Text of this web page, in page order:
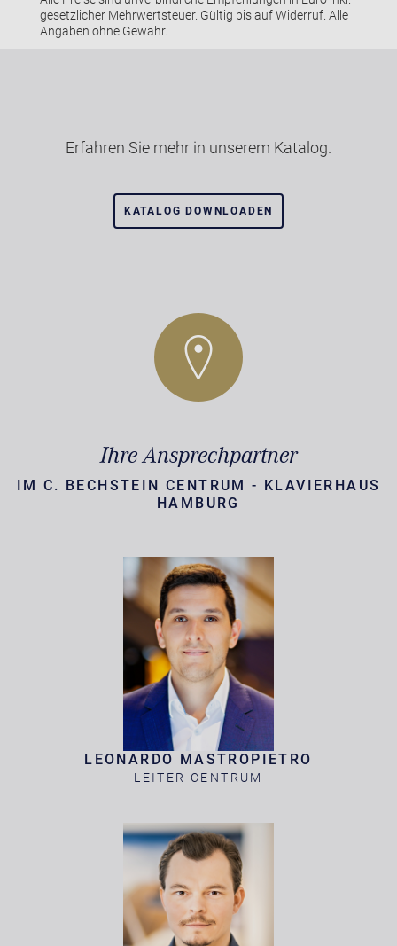
gesetzlicher Mehrwertsteuer. Gültig bis auf Widerruf. Alle
Angaben ohne Gewähr.
Erfahren Sie mehr in unserem Katalog.
KATALOG DOWNLOADEN
Ihre Ansprechpartner
IM C. BECHSTEIN CENTRUM - KLAVIERHAUS
HAMBURG
LEONARDO MASTROPIETRO
LEITER CENTRUM